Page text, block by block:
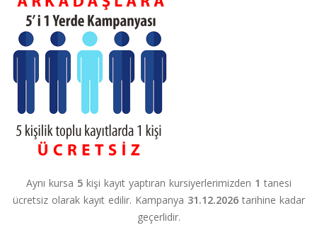
Aynı kursa 5kişi kayıt yaptıran kursiyerlerimizden 1 tanesi
ücretsiz olarak kayıt edilir. Kampanya 31.12.2026tarihine kadar
geçerlidir.